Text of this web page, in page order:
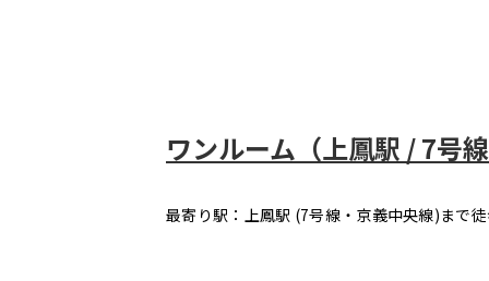
ワンルーム（上鳳駅 / 7号
最寄り駅：上鳳駅 (7号線・京義中央線)まで